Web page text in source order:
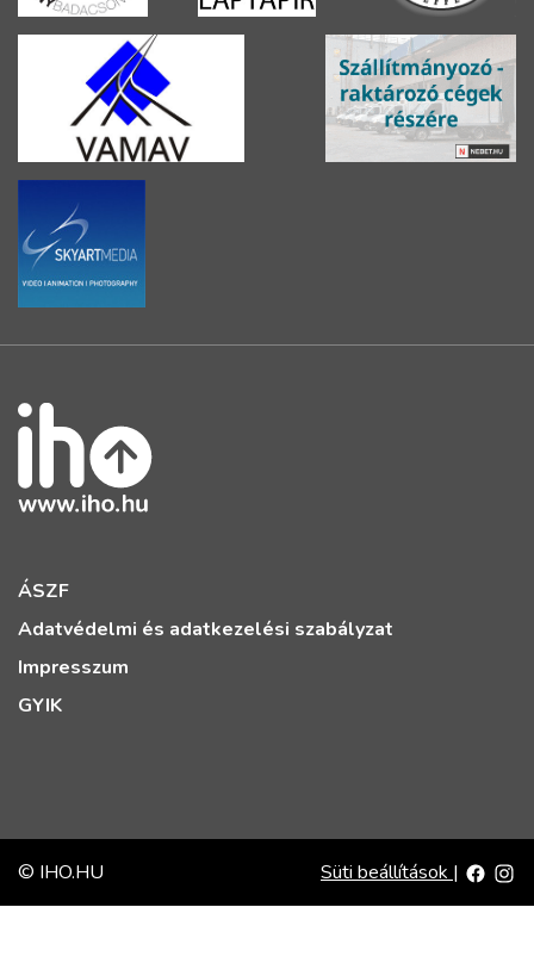
ÁSZF
Adatvédelmi és adatkezelési szabályzat
Impresszum
GYIK
© IHO.HU Süti beállítások |